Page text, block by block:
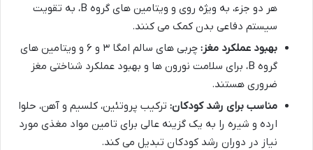
هر دو جزء، به ویژه روی و ویتامین های گروه B، به تقویت
سیستم دفاعی بدن کمک می کنند.
بهبود عملکرد مغز:
چربی های سالم امگا ۳ و ۶ و ویتامین های
گروه B، برای سلامت نورون ها و بهبود عملکرد شناختی مغز
ضروری هستند.
مناسب برای رشد کودکان: ترکیب پروتئین، کلسیم و آهن، حلوا
ارده و شیره را به یک گزینه عالی برای تامین مواد مغذی مورد
نیاز در دوران رشد کودکان تبدیل می کند.